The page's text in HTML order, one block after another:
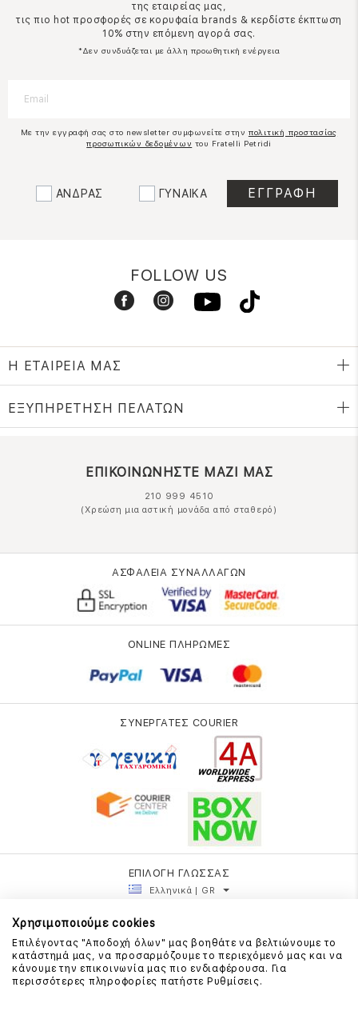
της εταιρείας μας,
τις πιο hot προσφορές σε κορυφαία brands & κερδίστε έκπτωση
10% στην επόμενη αγορά σας.
*Δεν συνδυάζεται με άλλη προωθητική ενέργεια
Με την εγγραφή σας στο newsletter συμφωνείτε στην πολιτική προστασίας
προσωπικών δεδομένων του Fratelli Petridi
ΑΝΔΡΑΣ ΓΥΝΑΙΚΑ
FOLLOW US
Η ΕΤΑΙΡΕΙΑ ΜΑΣ
ΕΞΥΠΗΡΕΤΗΣΗ ΠΕΛΑΤΩΝ
ΕΠΙΚΟΙΝΩΝΗΣΤΕ ΜΑΖΙ ΜΑΣ
210 999 4510
(Χρεώση μια αστική μονάδα από σταθερό)
ΑΣΦΑΛΕΙΑ ΣΥΝΑΛΛΑΓΩΝ
ONLINE ΠΛΗΡΩΜΕΣ
ΣΥΝΕΡΓΑΤΕΣ COURIER
ΕΠΙΛΟΓΗ ΓΛΩΣΣΑΣ
Ελληνικά | GR
Χρησιμοποιούμε cookies
Επιλέγοντας "Αποδοχή όλων" μας βοηθάτε να βελτιώνουμε το
κατάστημά μας, να προσαρμόζουμε το περιεχόμενό μας και να
κάνουμε την επικοινωνία μας πιο ενδιαφέρουσα. Για
περισσότερες πληροφορίες πατήστε Ρυθμίσεις.